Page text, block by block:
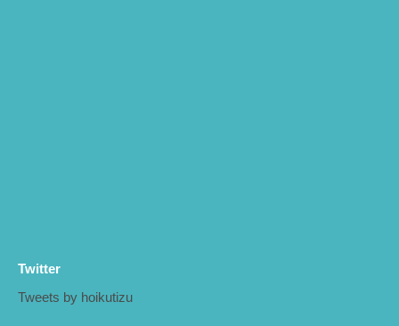
Twitter
Tweets by hoikutizu